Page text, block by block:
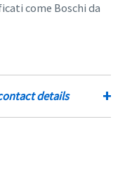
come Boschi da
details +